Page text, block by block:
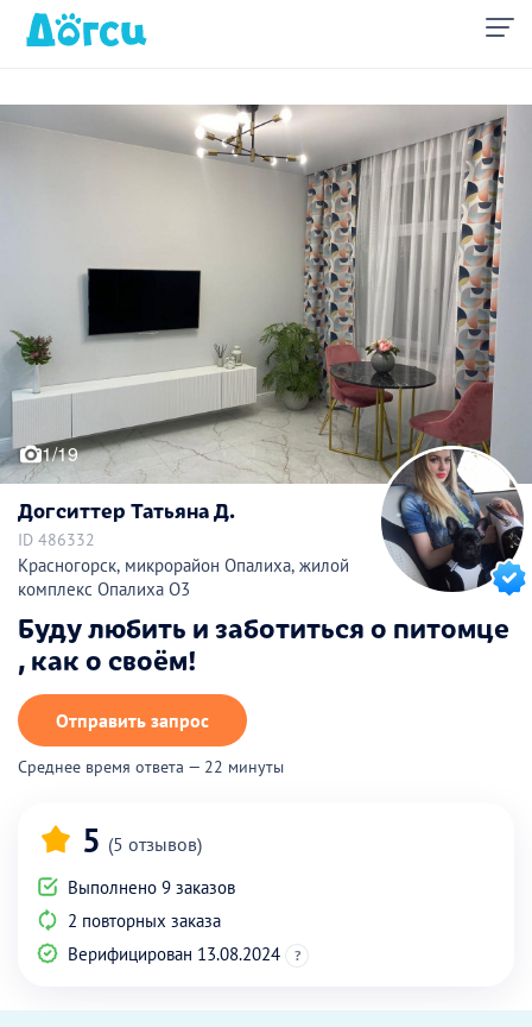
1/19
Догситтер Татьяна Д.
ID 486332
Красногорск, микрорайон Опалиха, жилой
комплекс Опалиха О3
Буду любить и заботиться о питомце
, как о своём!
Отправить запрос
Среднее время ответа — 22 минуты
5 (5 отзывов)
Выполнено 9 заказов
2 повторных заказа
Верифицирован 13.08.2024
?